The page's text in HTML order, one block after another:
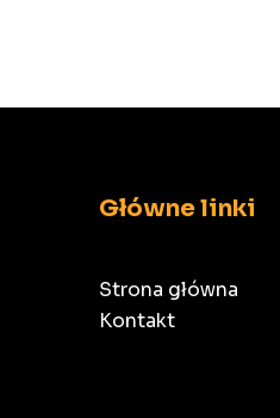
Główne linki
Strona główna
Kontakt